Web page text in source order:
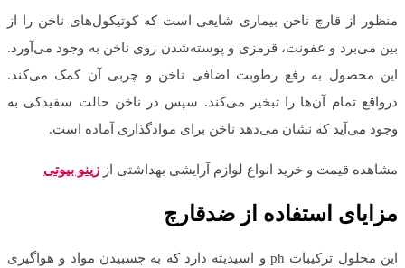
منظور از قارچ ناخن بیماری شایعی است که کوتیکول‌های ناخن را از
بین می‌برد و عفونت، قرمزی و پوسته‌شدن روی ناخن به وجود می‌آورد.
این محصول به رفع رطوبت اضافی ناخن و چربی آن کمک می‌کند.
درواقع تمام آن‌ها را تبخیر می‌کند. سپس در ناخن حالت سفیدکی به
وجود می‌آید که نشان می‌دهد ناخن برای موادگذاری آماده است.
مشاهده قیمت و خرید انواع لوازم آرایشی بهداشتی از زینو بیوتی
مزایای استفاده از ضدقارچ
این محلول ترکیبات ph و اسیدیته دارد که به چسبیدن مواد و هواگیری